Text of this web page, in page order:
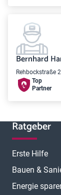
Bernhard
Rehbockstraße
Top
Partner
Ratgeber
Erste Hilfe
Bauen &
Energie